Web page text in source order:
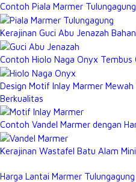
Contoh Piala Marmer
Kerajinan Guci Abu Jenazah
Contoh Hiolo Naga Onyx Tembus
Design Motif Inlay Marmer
Berkualitas
Contoh Vandel Marmer dengan
Kerajinan Wastafel Batu Alam
Harga Lantai Marmer